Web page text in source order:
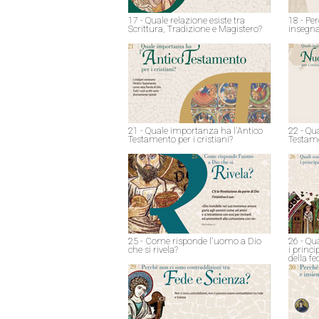
17 - Quale relazione esiste tra
Scrittura, Tradizione e Magistero?
18 -
21 - Quale importanza ha l'Antico
Testamento per i cristiani?
22 -
25 - Come risponde l'uomo a Dio
che si rivela?
26 -
i
della